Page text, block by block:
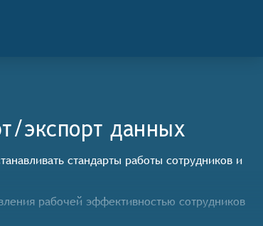
экспорт данных
стандарты работы сотрудников и
рабочей эффективностью сотрудников